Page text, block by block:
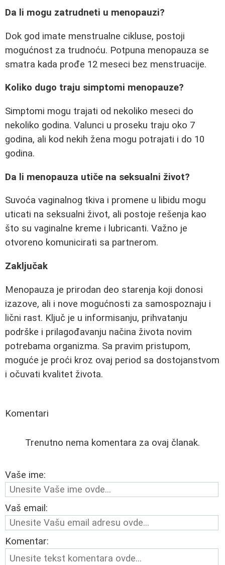
Da li mogu zatrudneti u menopauzi?
Dok god imate menstrualne cikluse, postoji
mogućnost za trudnoću. Potpuna menopauza se
smatra kada prođe 12 meseci bez menstruacije.
Koliko dugo traju simptomi menopauze?
Simptomi mogu trajati od nekoliko meseci do
nekoliko godina. Valunci u proseku traju oko 7
godina, ali kod nekih žena mogu potrajati i do 10
godina.
Da li menopauza utiče na seksualni život?
Suvoća vaginalnog tkiva i promene u libidu mogu
uticati na seksualni život, ali postoje rešenja kao
što su vaginalne kreme i lubricanti. Važno je
otvoreno komunicirati sa partnerom.
Zaključak
Menopauza je prirodan deo starenja koji donosi
izazove, ali i nove mogućnosti za samospoznaju i
lični rast. Ključ je u informisanju, prihvatanju
podrške i prilagođavanju načina života novim
potrebama organizma. Sa pravim pristupom,
moguće je proći kroz ovaj period sa dostojanstvom
i očuvati kvalitet života.
Komentari
Trenutno nema komentara za ovaj članak.
Vaše ime:
Vaš email:
Komentar: